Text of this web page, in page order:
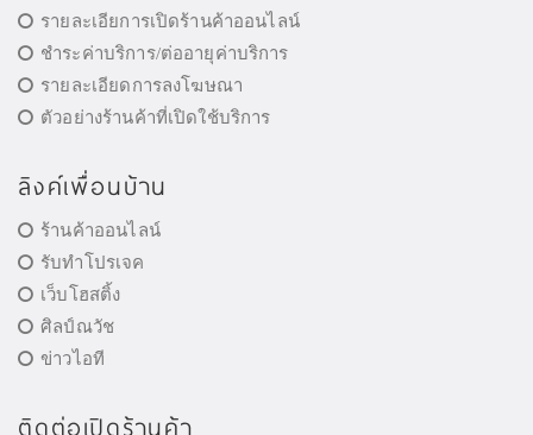
รายละเอียการเปิดร้านค้าออนไลน์
ชำระค่าบริการ/ต่ออายุค่าบริการ
รายละเอียดการลงโฆษณา
ตัวอย่างร้านค้าที่เปิดใช้บริการ
ลิงค์เพื่อนบ้าน
ร้านค้าออนไลน์
รับทำโปรเจค
เว็บโฮสติ้ง
ศิลป์ณวัช
ข่าวไอที
ติดต่อเปิดร้านค้า